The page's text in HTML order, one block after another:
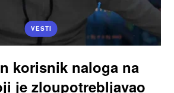
VESTI
korisnik naloga na
je zloupotrebljavao